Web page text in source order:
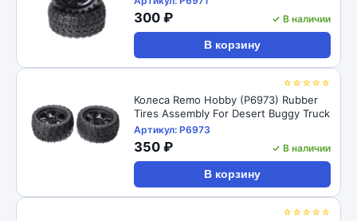
300 ₽ ✓ В наличии
В корзину
☆☆☆☆☆
Колеса Remo Hobby (P6973) Rubber
Tires Assembly For Desert Buggy Truck
Артикул: P6973
350 ₽ ✓ В наличии
В корзину
☆☆☆☆☆